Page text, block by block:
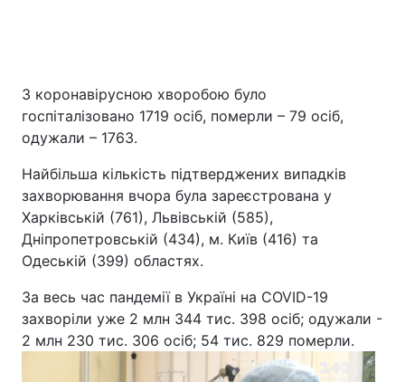
З коронавірусною хворобою було
госпіталізовано 1719 осіб, померли – 79 осіб,
одужали – 1763.
Найбільша кількість підтверджених випадків
захворювання вчора була зареєстрована у
Харківській (761), Львівській (585),
Дніпропетровській (434), м. Київ (416) та
Одеській (399) областях.
За весь час пандемії в Україні на COVID-19
захворіли уже 2 млн 344 тис. 398 осіб; одужали -
2 млн 230 тис. 306 осіб; 54 тис. 829 померли.